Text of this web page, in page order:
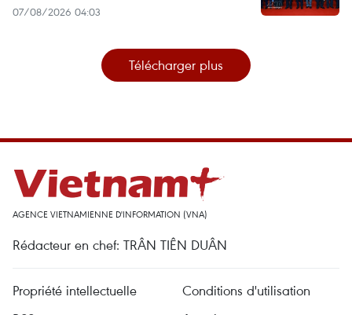
07/08/2026 04:03
Télécharger plus
AGENCE VIETNAMIENNE D'INFORMATION (VNA)
Rédacteur en chef: TRÂN TIÊN DUÂN
Propriété intellectuelle
Conditions d'utilisation